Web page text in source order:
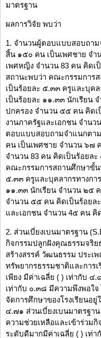
มาตรฐาน
ผลการวิจัย พบว่า
1. จำนวนผู้ตอบแบบสอบถา
สิ้น ๑๕๐ คน เป็นเพศชาย จ
เพศหญิง จำนวน 83 คน คิด
สถานะพบว่า คณะกรรมการ
เป็นร้อยละ ๕.๓๓ ครูและบุค
เป็นร้อยละ ๑๑.๓๓ นักเรียน
ปกครอง จำนวน ๕๕ คน คิด
งานภาครัฐและเอกชน จำน
ตอบแบบสอบถามจำแนกตา
คน เป็นเพศชาย จำนวน ๖๗
จำนวน 83 คน คิดเป็นร้อยล
คณะกรรมการสถานศึกษาขั้
๕.๓๓ ครูและบุคลากรทางก
๑๑.๓๓ นักเรียน จำนวน ๒๕
จำนวน ๕๕ คน คิดเป็นร้อยล
และเอกชน จำนวน 4๕ คน คิ
2. ส่วนเบี่ยงเบนมาตรฐาน
กิจกรรมปลูกฝังคุณธรรมจริย
สร้างสรรค์ วัฒนธรรม ประ
ทรัพยากรธรรมชาติและการ
เพียง มีค่าเฉลี่ย ( ) เท่ากับ ๔
เท่ากับ ๐.๓๘ มีความพึงพอใ
จัดการศึกษาของโรงเรียนอ
๔.๗๑ ส่วนเบี่ยงเบนมาตรฐา
ความช่วยเหลือและเข้าร่วม
ระดับดีมากมีค่าเฉลี่ย ( ) เท่